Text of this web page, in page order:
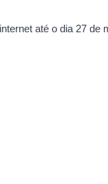
até o dia 27 de